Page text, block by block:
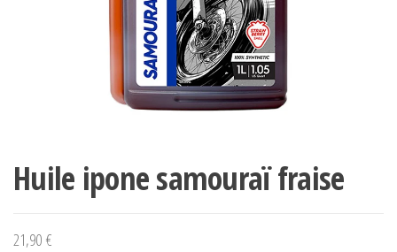
Huile ipone samouraï fraise
21,90 €